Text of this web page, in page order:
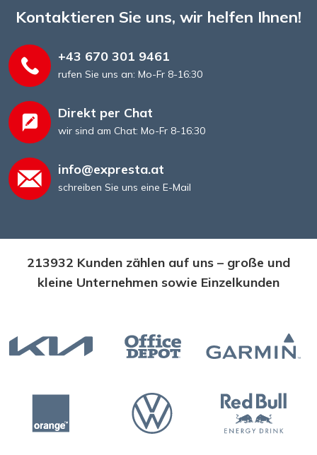
Kontaktieren Sie uns, wir helfen Ihnen!
+43 670 301 9461
rufen Sie uns an: Mo-Fr 8-16:30
Direkt per Chat
wir sind am Chat: Mo-Fr 8-16:30
info@expresta.at
schreiben Sie uns eine E-Mail
213932 Kunden zählen auf uns – große und
kleine Unternehmen sowie Einzelkunden